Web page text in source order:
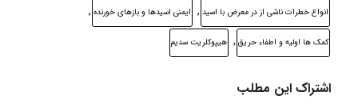
انواع خطرات ناشی از در معرض با اسید , ایمنی اسیدها و بازهای خورنده ,
کمک ها اولیه و اطفاء حریق , هیپوکلریت سدیم
اشتراک این مطلب